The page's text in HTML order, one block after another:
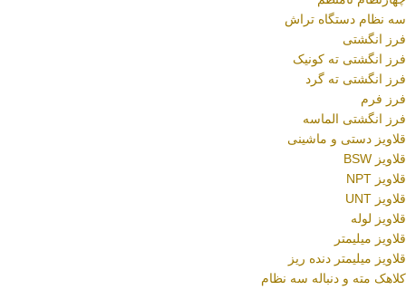
سه نظام دستگاه تراش
فرز انگشتی
فرز انگشتی ته کونیک
فرز انگشتی ته گرد
فرز فرم
فرز انگشتی الماسه
قلاویز دستی و ماشینی
قلاویز BSW
قلاویز NPT
قلاویز UNT
قلاویز لوله
قلاویز میلیمتر
قلاویز میلیمتر دنده ریز
کلاهک مته و دنباله سه نظام